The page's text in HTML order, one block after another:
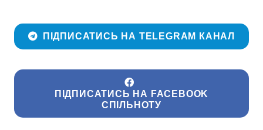
ПІДПИСАТИСЬ НА TELEGRAM КАНАЛ
ПІДПИСАТИСЬ НА FACEBOOK
СПІЛЬНОТУ